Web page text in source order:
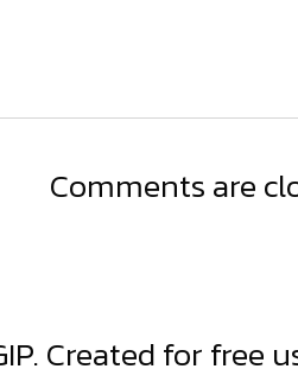
Comments are
Created for free